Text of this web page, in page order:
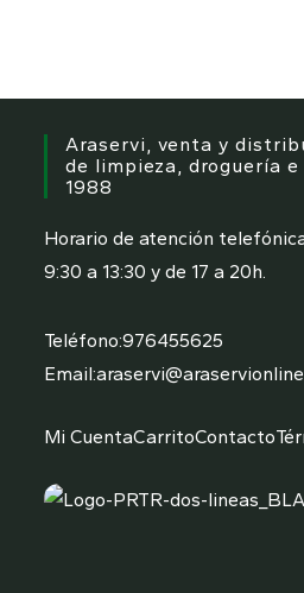
Araservi, venta y
de limpieza, droguería
1988
Horario de atención
9:30 a 13:30 y de 17 a 20h.
Teléfono:976455625
Email:
Mi CuentaCarritoContacto